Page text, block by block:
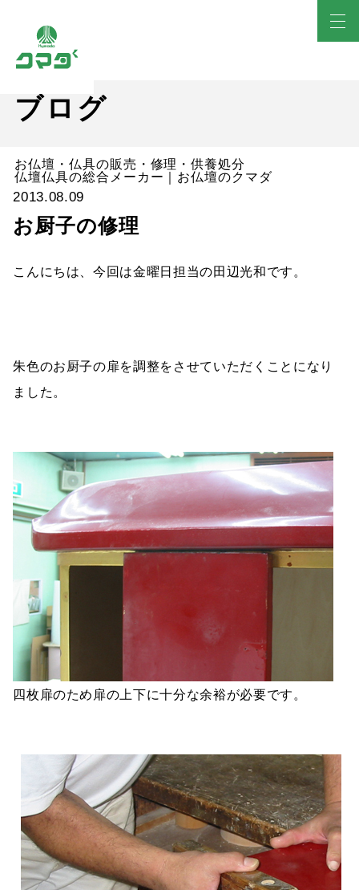
ブログ
お仏壇・仏具の販売・修理・供養処分
仏壇仏具の総合メーカー｜お仏壇のクマダ
2013.08.09
お厨子の修理
こんにちは、今回は金曜日担当の田辺光和です。
朱色のお厨子の扉を調整をさせていただくことになり
ました。
四枚扉のため扉の上下に十分な余裕が必要です。